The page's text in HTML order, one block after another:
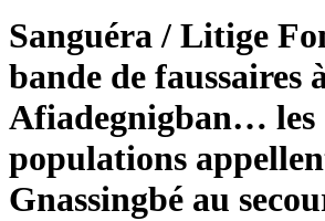
Sanguéra / Litige
bande de faussaires
Afiadegnigban… les
populations
Gnassingbé au